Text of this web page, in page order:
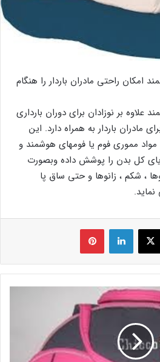
امکان راحتی مادران باردار را هنگام
بر نوزادان برای دوران بارداری
مادران باردار به همراه دارد. این
مموری فوم یا فومهای هوشمند و
کل بدن را پوشش داده وبصورت
، شکم ، زانوها و حتی ساق پا
X لینکدین ‫پین‌ترست